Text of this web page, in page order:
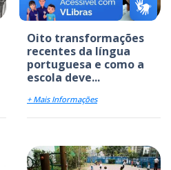
Oito transformações
recentes da língua
portuguesa e como a
escola deve...
+ Mais Informações